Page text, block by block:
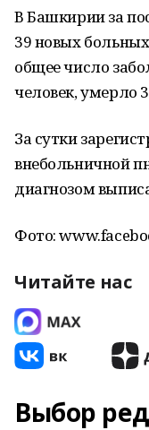
В Башкирии за
39 новых
общее число
человек, умерло
За сутки
внебольничной
диагнозом
Фото:
Читайте нас
Выбор